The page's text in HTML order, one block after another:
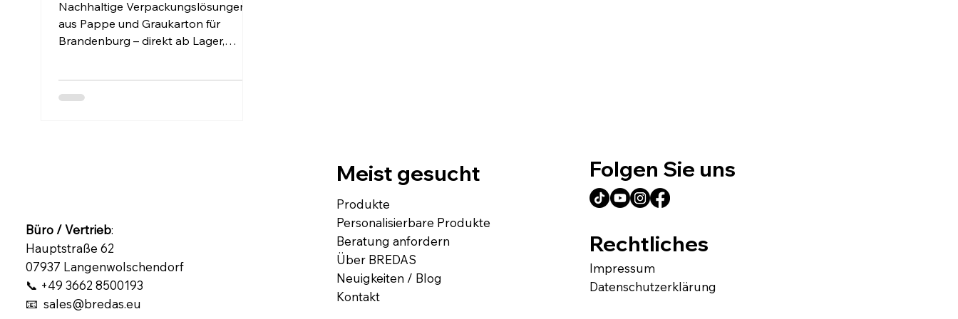
Nachhaltige Verpackungslösungen
aus Pappe und Graukarton für
Brandenburg – direkt ab Lager,
Meist gesucht
Produkte
Personalisierbare Produkte
Beratung anfordern
Über BREDAS
Neuigkeiten / Blog
Kontakt
Folgen Sie uns
Büro / Vertrieb:
Hauptstraße 62
07937 Langenwolschendorf
📞 +49 3662 8500193
📧 sales@bredas.eu
Rechtliches
Impressum
Datenschutzerklärung